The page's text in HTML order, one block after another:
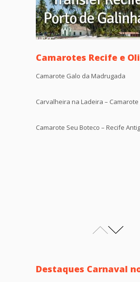
Camarotes Recife e
Camarote Galo da Madrugada
Carvalheira na Ladeira – Camarote
Camarote Seu Boteco – Recife
Destaques Carnaval